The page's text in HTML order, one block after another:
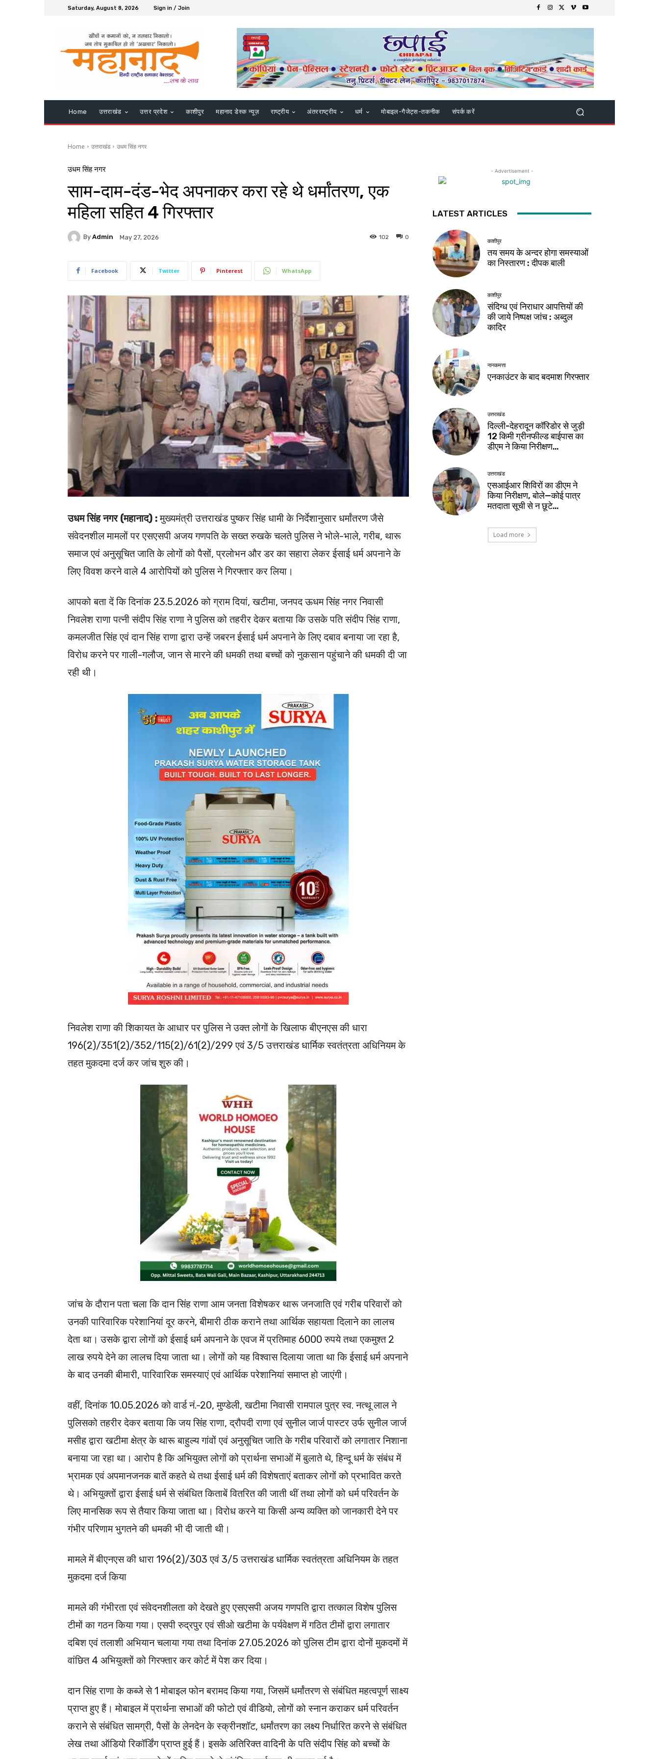
Saturday, August 8, 2026 Sign in / Join
Home उत्तराखंड उत्तर प्रदेश काशीपुर महानाद डेस्क न्यूज़ राष्ट्रीय अंतरराष्ट्रीय धर्म मोबाइल-गैजेट्स-तकनीक संपर्क करें
Home उत्तराखंड उधम सिंह नगर
उधम सिंह नगर
साम-दाम-दंड-भेद अपनाकर करा रहे थे धर्मांतरण, एक
महिला सहित 4 गिरफ्तार
By Admin May 27, 2026 0
102
Facebook Twitter Pinterest WhatsApp
उधम सिंह नगर (महानाद) :मुख्यमंत्री उत्तराखंड पुष्कर सिंह धामी के निर्देशानुसार धर्मांतरण जैसे
संवेदनशील मामलों पर एसएसपी अजय गणपति के सख्त रुखके चलते पुलिस ने भोले-भाले, गरीब, थारू
समाज एवं अनुसूचित जाति के लोगों को पैसों, प्रलोभन और डर का सहारा लेकर ईसाई धर्म अपनाने के
लिए विवश करने वाले 4 आरोपियों को पुलिस ने गिरफ्तार कर लिया।
आपको बता दें कि दिनांक 23.5.2026 को ग्राम दियां, खटीमा, जनपद ऊधम सिंह नगर निवासी
निवलेश राणा पत्नी संदीप सिंह राणा ने पुलिस को तहरीर देकर बताया कि उसके पति संदीप सिंह राणा,
कमलजीत सिंह एवं दान सिंह राणा द्वारा उन्हें जबरन ईसाई धर्म अपनाने के लिए दबाव बनाया जा रहा है,
विरोध करने पर गाली-गलौज, जान से मारने की धमकी तथा बच्चों को नुकसान पहुंचाने की धमकी दी जा
रही थी।
निवलेश राणा की शिकायत के आधार पर पुलिस ने उक्त लोगों के खिलाफ बीएनएस की धारा
196(2)/351(2)/352/115(2)/61(2)/299 एवं 3/5 उत्तराखंड धार्मिक स्वतंत्रता अधिनियम के
तहत मुकदमा दर्ज कर जांच शुरु की।
जांच के दौरान पता चला कि दान सिंह राणा आम जनता विशेषकर थारू जनजाति एवं गरीब परिवारों को
उनकी पारिवारिक परेशानियां दूर करने, बीमारी ठीक कराने तथा आर्थिक सहायता दिलाने का लालच
देता था। उसके द्वारा लोगों को ईसाई धर्म अपनाने के एवज में प्रतिमाह 6000 रुपये तथा एकमुश्त 2
लाख रुपये देने का लालच दिया जाता था। लोगों को यह विश्वास दिलाया जाता था कि ईसाई धर्म अपनाने
के बाद उनकी बीमारी, पारिवारिक समस्याएं एवं आर्थिक परेशानियां समाप्त हो जाएंगी।
वहीं, दिनांक 10.05.2026 को वार्ड नं.-20, मुण्डेली, खटीमा निवासी रामपाल पुत्र स्व. नत्थू लाल ने
पुलिसको तहरीर देकर बताया कि जय सिंह राणा, द्रौपदी राणा एवं सुनील जार्ज पास्टर उर्फ सुनील जार्ज
मसीह द्वारा खटीमा क्षेत्र के थारू बाहुल्य गांवों एवं अनुसूचित जाति के गरीब परिवारों को लगातार निशाना
बनाया जा रहा था। आरोप है कि अभियुक्त लोगों को प्रार्थना सभाओं में बुलाते थे, हिन्दू धर्म के संबंध में
भ्रामक एवं अपमानजनक बातें कहते थे तथा ईसाई धर्म की विशेषताएं बताकर लोगों को प्रभावित करते
थे। अभियुक्तों द्वारा ईसाई धर्म से संबंधित किताबें वितरित की जाती थीं तथा लोगों को धर्म परिवर्तन के
लिए मानसिक रूप से तैयार किया जाता था। विरोध करने या किसी अन्य व्यक्ति को जानकारी देने पर
गंभीर परिणाम भुगतने की धमकी भी दी जाती थी।
मामले में बीएनएस की धारा 196(2)/303 एवं 3/5 उत्तराखंड धार्मिक स्वतंत्रता अधिनियम के तहत
मुकदमा दर्ज किया
मामले की गंभीरता एवं संवेदनशीलता को देखते हुए एसएसपी अजय गणपति द्वारा तत्काल विशेष पुलिस
टीमों का गठन किया गया। एसपी रुद्रपुर एवं सीओ खटीमा के पर्यवेक्षण में गठित टीमों द्वारा लगातार
दबिश एवं तलाशी अभियान चलाया गया तथा दिनांक 27.05.2026 को पुलिस टीम द्वारा दोनों मुकदमों में
वांछित 4 अभियुक्तों को गिरफ्तार कर कोर्ट में पेश कर दिया।
दान सिंह राणा के कब्जे से 1 मोबाइल फोन बरामद किया गया, जिसमें धर्मांतरण से संबंधित महत्वपूर्ण साक्ष्य
प्राप्त हुए हैं। मोबाइल में प्रार्थना सभाओं की फोटो एवं वीडियो, लोगों को स्नान कराकर धर्म परिवर्तन
कराने से संबंधित सामग्री, पैसों के लेनदेन के स्क्रीनशॉट, धर्मांतरण का लक्ष्य निर्धारित करने से संबंधित
लेख तथा ऑडियो रिकॉर्डिंग प्राप्त हुई हैं। इसके अतिरिक्त वादिनी के पति संदीप सिंह को बच्चों के
- Advertisement -
LATEST ARTICLES
काशीपुर
तय समय के अन्दर होगा समस्याओं
का निस्तारण : दीपक बाली
काशीपुर
संदिग्ध एवं निराधार आपत्तियों की
की जाये निष्पक्ष जांच : अब्दुल
कादिर
नानकमत्ता
एनकाउंटर के बाद बदमाश गिरफ्तार
उत्तराखंड
दिल्ली-देहरादून कॉरिडोर से जुड़ी
12 किमी ग्रीनफील्ड बाईपास का
डीएम ने किया निरीक्षण…
उत्तराखंड
एसआईआर शिविरों का डीएम ने
किया निरीक्षण, बोले—कोई पात्र
मतदाता सूची से न छूटे…
Load more